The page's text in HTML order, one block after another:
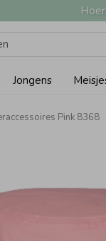
Jongens
Pink 8368